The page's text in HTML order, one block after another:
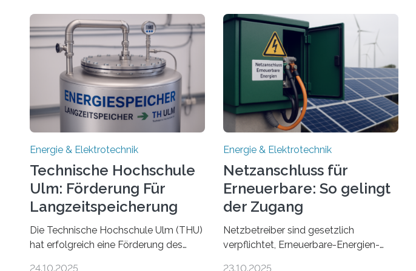
Energie & Elektrotechnik
Technische Hochschule
Ulm: Förderung Für
Langzeitspeicherung
von Energie
Die Technische Hochschule Ulm (THU)
hat erfolgreich eine Förderung des
24.10.2025
Energie & Elektrotechnik
Netzanschluss für
Erneuerbare: So gelingt
der Zugang
Netzbetreiber sind gesetzlich
verpflichtet, Erneuerbare-Energien-
23.10.2025